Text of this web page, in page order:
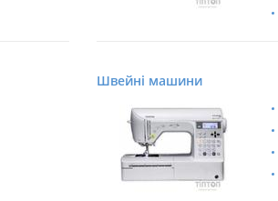
Швейні машини